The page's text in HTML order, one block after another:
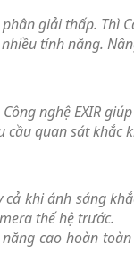
giải thấp. Thì
tính năng.
nghệ EXIR
quan sát
khi ánh sáng
thế hệ trước.
cao hoàn